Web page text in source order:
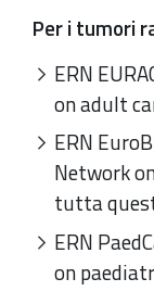
Per i tumori
ERN
on adult
ERN
Network
tutta
ERN
on